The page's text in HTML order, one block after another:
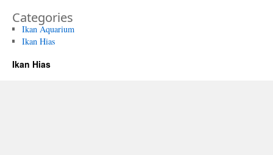
Categories
Ikan Aquarium
Ikan Hias
Ikan Hias